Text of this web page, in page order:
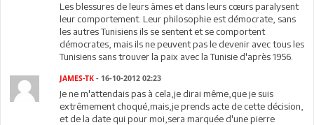
Les blessures de leurs âmes et dans leurs cœurs paralysent
leur comportement. Leur philosophie est démocrate, sans
les autres Tunisiens ils se sentent et se comportent
démocrates, mais ils ne peuvent pas le devenir avec tous les
Tunisiens sans trouver la paix avec la Tunisie d'après 1956.
JAMES-TK - 16-10-2012 02:23
Je ne m'attendais pas à cela,je dirai même,que je suis
extrêmement choqué,mais,je prends acte de cette décision,
et de la date qui pour moi,sera marquée d'une pierre